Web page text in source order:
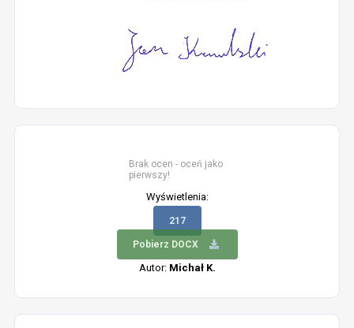
Brak ocen - oceń jako
pierwszy!
Wyświetlenia:
217
Pobierz DOCX
Autor: Michał K.